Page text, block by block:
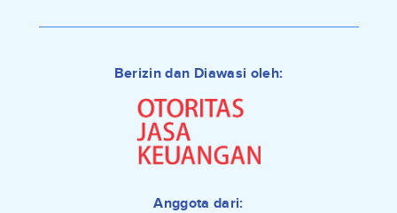
Berizin dan Diawasi oleh:
Anggota dari: